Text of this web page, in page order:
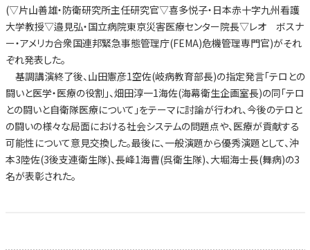
(▽片山善雄・防衛研究所主任研究官▽喜多悦子・日本赤十字九州看護
大学教授▽邉見弘・国立病院東京災害医療センター院長▽レオ ボスナ
ー・アメリカ合衆国連邦緊急事態管理庁(FEMA)危機管理専門官)がそれ
ぞれ発表した。
基調講演終了後、山田憲彦1空佐(岐病教育部長)の指定発言「テロとの
闘いと医学・医療の役割」、畑田淳一1海佐(海幕衛生企画室長)の同「テロ
との闘いと自衛隊医療について」をテーマに討論が行われ、今後のテロと
の闘いの様々な局面における社会システムの問題点や、医療が貢献する
可能性について意見交換した。最後に、一般演題から優秀演題として、沖
本3陸佐(3後支連衛生隊)、長峰1海曹(呉衛生隊)、大堀海士長(舞病)の3
名が表彰された。